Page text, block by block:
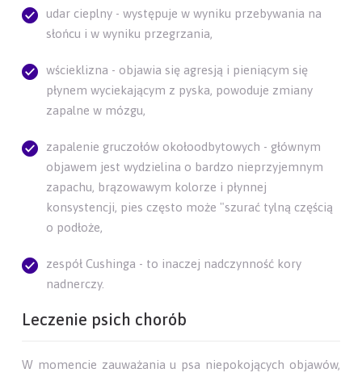
udar cieplny - występuje w wyniku przebywania na
słońcu i w wyniku przegrzania,
wścieklizna - objawia się agresją i pieniącym się
płynem wyciekającym z pyska, powoduje zmiany
zapalne w mózgu,
zapalenie gruczołów okołoodbytowych - głównym
objawem jest wydzielina o bardzo nieprzyjemnym
zapachu, brązowawym kolorze i płynnej
konsystencji, pies często może "szurać tylną częścią
o podłoże,
zespół Cushinga - to inaczej nadczynność kory
nadnerczy.
Leczenie psich chorób
W momencie zauważania u psa niepokojących objawów,